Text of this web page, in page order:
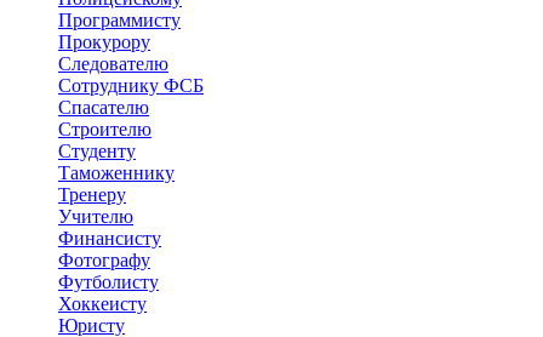
Программисту
Прокурору
Следователю
Сотруднику ФСБ
Спасателю
Строителю
Студенту
Таможеннику
Тренеру
Учителю
Финансисту
Фотографу
Футболисту
Хоккеисту
Юристу